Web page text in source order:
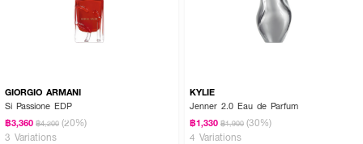
GIORGIO ARMANI
Si Passione EDP
฿3,360 ฿4,200 (20%)
3 Variations
KYLIE
Jenner 2.0 Eau de Parfum
฿1,330 ฿1,900 (30%)
4 Variations